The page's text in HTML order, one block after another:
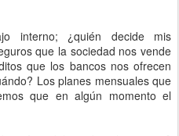
interno; ¿quién decide mis
que la sociedad nos vende
que los bancos nos ofrecen
Los planes mensuales que
que en algún momento el